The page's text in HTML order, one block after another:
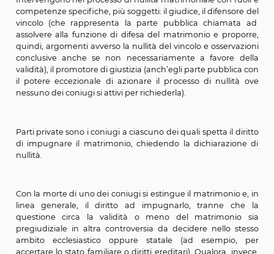
La dichiarazione di nullità del matrimonioex tunc
confusa con l’annullamento per sopraggiunti
produce effetti giuridiciex nunc e cioè dal
rescissione come nel caso della dispensa dal
e non consumato oppure del divorzio
nell’ordinamento dello Stato.
Intervengono nel processo di nullità matrimoniale
competenze specifiche, più soggetti: il giudice, il
quindi, argomenti avverso la nullità del vincolo e
conclusive anche se non necessariamente a
validità), il promotore di giustizia (anch’egli parte
il potere eccezionale di azionare il processo di
nessuno dei coniugi si attivi per richiederla).